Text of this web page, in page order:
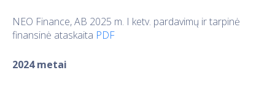
NEO Finance, AB 2025 m. I ketv. pardavimų ir tarpinė
finansinė ataskaita PDF
2024 metai